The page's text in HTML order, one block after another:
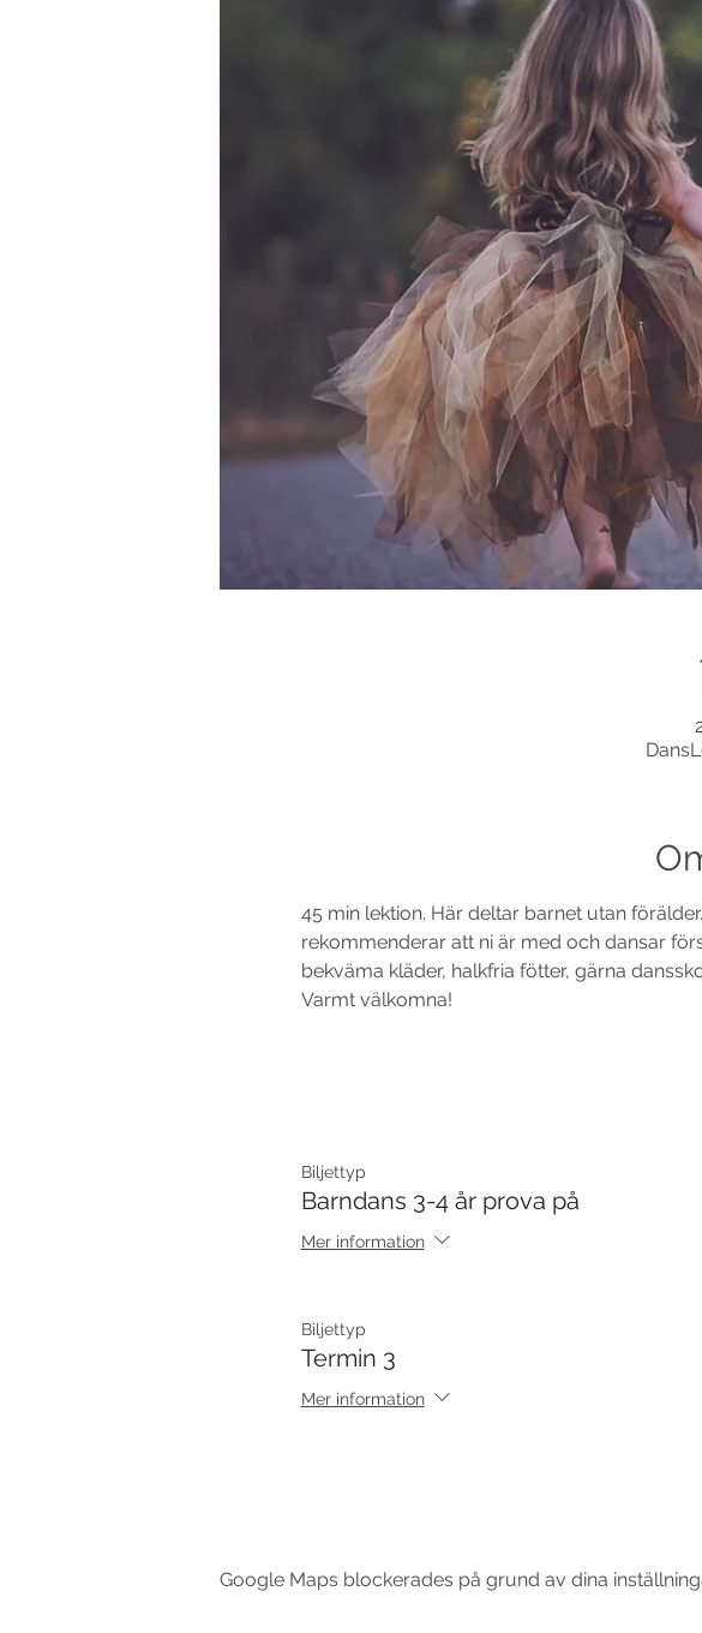
45 min lektion. Här deltar barnet utan
rekommenderar att ni är med och dansar
bekväma kläder, halkfria fötter, gärna
Varmt välkomna!
Biljettyp
Barndans 3-4 år prova på
Mer information
Biljettyp
Termin 3
Mer information
Google Maps blockerades på grund av dina